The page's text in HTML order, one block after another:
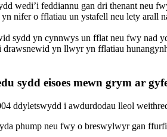
wedi’i feddiannu gan dri thenant neu
nifer o fflatiau un ystafell neu lety arall
sydd yn cynnwys un fflat neu fwy nad
drawsnewid yn llwyr yn fflatiau
sydd eisoes mewn grym ar
ddyletswydd i awdurdodau lleol
phump neu fwy o breswylwyr gan